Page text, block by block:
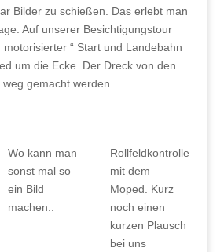
Bilder zu schießen. Das erlebt man
Auf unserer Besichtigungstour
“ Start und Landebahn
um die Ecke. Der Dreck von den
gemacht werden.
Wo kann man
sonst mal so
ein Bild
machen..
Rollfeldkontrolle
mit dem
Moped. Kurz
noch einen
kurzen Plausch
bei uns